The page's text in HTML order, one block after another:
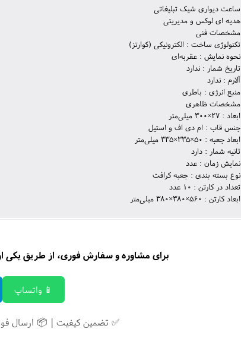
ساعت دیواری شیک تبلیغاتی
هدیه ای لوکس و مدیریتی
مشخصات فنی
تکنولوژی ساخت : الکترونیکی (کوارتز)
نحوه نمایش : عقربه‌ای
تاریخ شمار : ندارد
آلارم : ندارد
منبع انرژی : باطری
مشخصات ظاهری
ابعاد : 27×300 میلی‌متر
جنس قاب : ام دی اف و استیل
ابعاد جعبه : 50×335×335 میلی‌متر
ثانیه شمار : دارد
نمایش زمان : عدد
نوع بسته بندی : جعبه کرافت
تعداد در کارتن : 10 عدد
ابعاد کارتن : 560×380×380 میلی‌متر
برای مشاوره و سفارش فوری، از طریق یکی از
📱 واتساپ
✅ تضمین کیفیت | 📦 ارسال